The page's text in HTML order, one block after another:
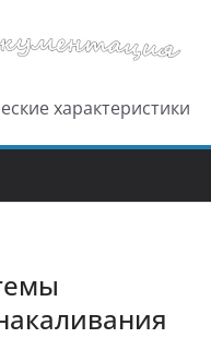
характеристики